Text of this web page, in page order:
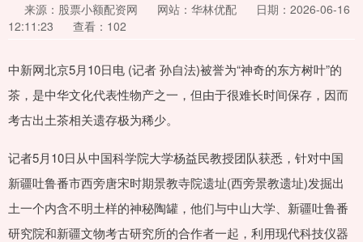
来源：股票小额配资网 网站：华林优配
日期：2026-06-16
12:11:23
查看：102
中新网北京5月10日电 (记者 孙自法)被誉为“神奇的东方树叶”的
茶，是中华文化代表性物产之一，但由于很难长时间保存，因而
考古出土茶相关遗存极为稀少。
记者5月10日从中国科学院大学杨益民教授团队获悉，针对中国
新疆吐鲁番市西旁唐宋时期景教寺院遗址(西旁景教遗址)发掘出
土一个内含不明土样的神秘陶罐，他们与中山大学、新疆吐鲁番
研究院和新疆文物考古研究所的合作者一起，利用现代科技仪器